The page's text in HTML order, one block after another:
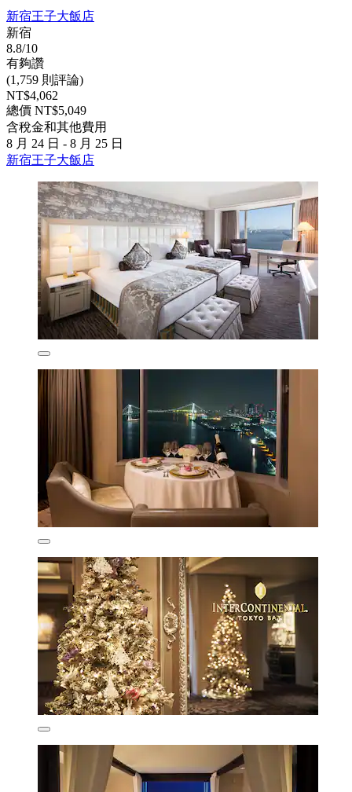
新宿王子大飯店
新宿
8.8/10
有夠讚
(1,759 則評論)
NT$4,062
總價 NT$5,049
含稅金和其他費用
8 月 24 日 - 8 月 25 日
新宿王子大飯店